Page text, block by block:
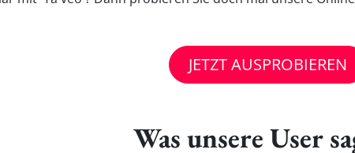
JETZT AUSPROBIEREN
Was unsere User